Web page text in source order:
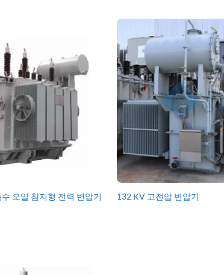
오일 침지형 전력 변압기 132 KV 고전압 변압기